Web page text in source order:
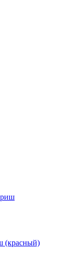
(красный)